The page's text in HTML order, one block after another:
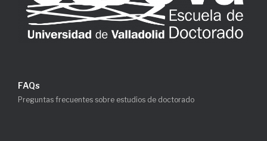
FAQs
Preguntas frecuentes sobre estudios de doctorado